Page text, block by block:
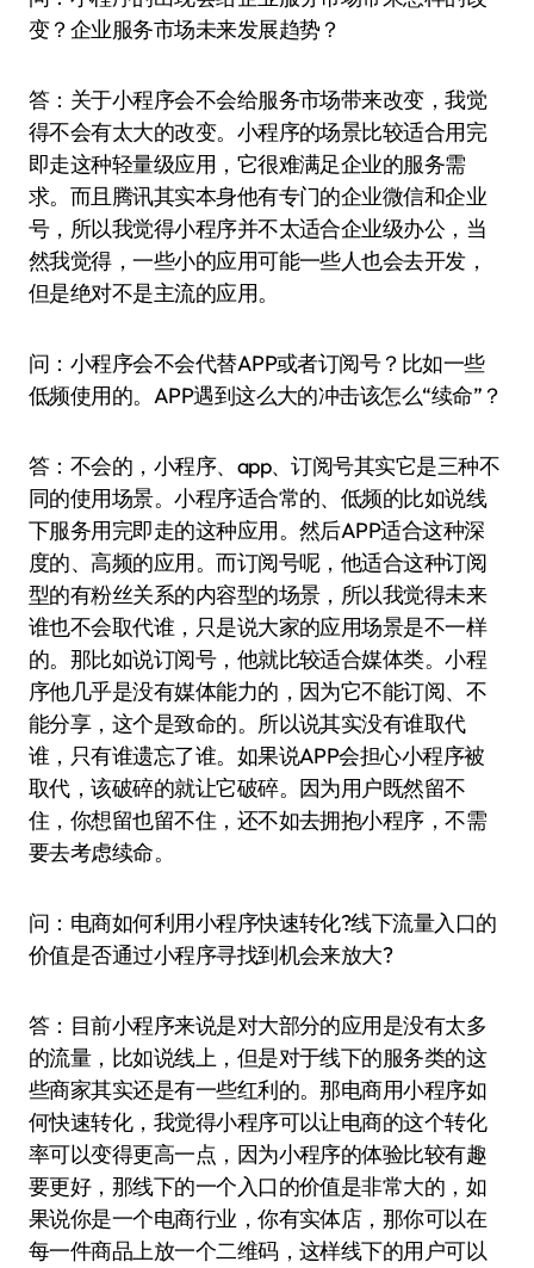
变？企业服务市场未来发展趋势？
答：关于小程序会不会给服务市场带来改变，我觉
得不会有太大的改变。小程序的场景比较适合用完
即走这种轻量级应用，它很难满足企业的服务需
求。而且腾讯其实本身他有专门的企业微信和企业
号，所以我觉得小程序并不太适合企业级办公，当
然我觉得，一些小的应用可能一些人也会去开发，
但是绝对不是主流的应用。
问：小程序会不会代替APP或者订阅号？比如一些
低频使用的。APP遇到这么大的冲击该怎么“续命”？
答：不会的，小程序、app、订阅号其实它是三种不
同的使用场景。小程序适合常的、低频的比如说线
下服务用完即走的这种应用。然后APP适合这种深
度的、高频的应用。而订阅号呢，他适合这种订阅
型的有粉丝关系的内容型的场景，所以我觉得未来
谁也不会取代谁，只是说大家的应用场景是不一样
的。那比如说订阅号，他就比较适合媒体类。小程
序他几乎是没有媒体能力的，因为它不能订阅、不
能分享，这个是致命的。所以说其实没有谁取代
谁，只有谁遗忘了谁。如果说APP会担心小程序被
取代，该破碎的就让它破碎。因为用户既然留不
住，你想留也留不住，还不如去拥抱小程序，不需
要去考虑续命。
问：电商如何利用小程序快速转化?线下流量入口的
价值是否通过小程序寻找到机会来放大?
答：目前小程序来说是对大部分的应用是没有太多
的流量，比如说线上，但是对于线下的服务类的这
些商家其实还是有一些红利的。那电商用小程序如
何快速转化，我觉得小程序可以让电商的这个转化
率可以变得更高一点，因为小程序的体验比较有趣
要更好，那线下的一个入口的价值是非常大的，如
果说你是一个电商行业，你有实体店，那你可以在
每一件商品上放一个二维码，这样线下的用户可以